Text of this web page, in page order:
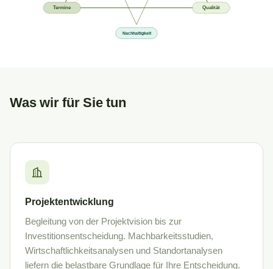
Qualität
Termine
Nachhaltigkeit
Was wir für Sie tun
Projektentwicklung
Begleitung von der Projektvision bis zur
Investitionsentscheidung. Machbarkeitsstudien,
Wirtschaftlichkeitsanalysen und Standortanalysen
liefern die belastbare Grundlage für Ihre Entscheidung.